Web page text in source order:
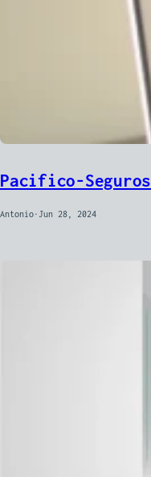
Pacifico-Seguros
Antonio· Jun 28, 2024